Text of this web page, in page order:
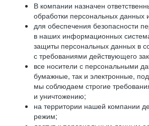
В компании назначен
обработки персональных данных
для обеспечения безопасности
в наших информационных
защиты персональных данных в
с требованиями действующего
все носители с персональными
бумажные, так и электронные,
мы соблюдаем строгие
и уничтожению;
на территории нашей компании
режим;